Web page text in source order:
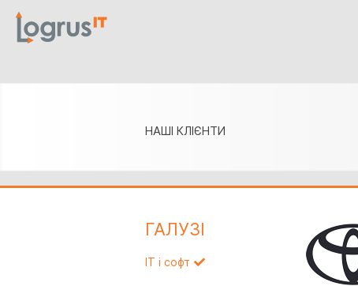
НАШІ КЛІЄНТИ
ГАЛУЗI
IT і софт